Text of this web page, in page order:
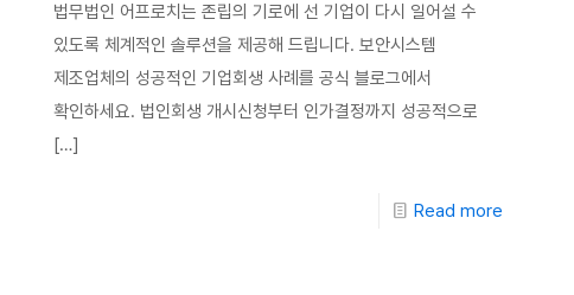
법무법인 어프로치는 존립의 기로에 선 기업이 다시 일어설 수
있도록 체계적인 솔루션을 제공해 드립니다. 보안시스템
제조업체의 성공적인 기업회생 사례를 공식 블로그에서
확인하세요. 법인회생 개시신청부터 인가결정까지 성공적으로
[…]
Read more